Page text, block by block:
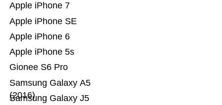
Samsung Galaxy J5
Samsung Galaxy A5
(2016)
Gionee S6 Pro
Apple iPhone 5s
Apple iPhone 6
Apple iPhone SE
Apple iPhone 7